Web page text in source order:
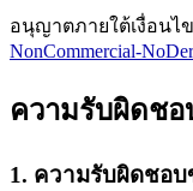
อนุญาตภายใต้เงื่อนไข
NonCommercial-
ความรับผิดช
1. ความรับผิดชอบ